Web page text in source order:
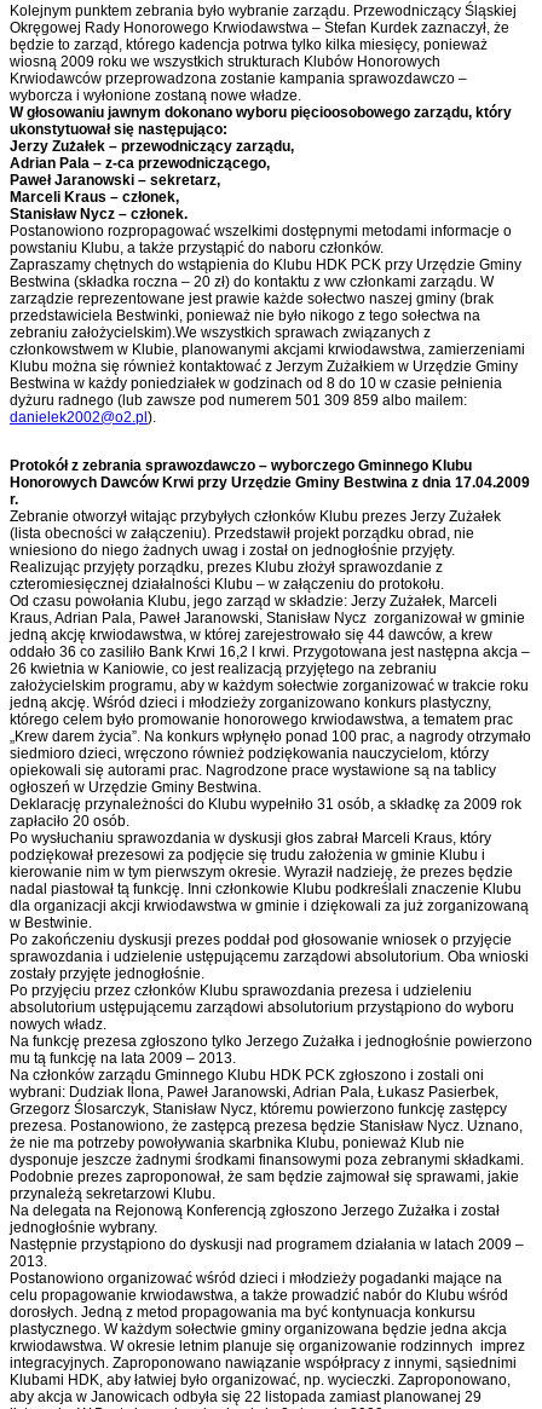
Kolejnym punktem zebrania było wybranie zarządu. Przewodniczący Śląskiej
Okręgowej Rady Honorowego Krwiodawstwa – Stefan Kurdek zaznaczył, że
będzie to zarząd, którego kadencja potrwa tylko kilka miesięcy, ponieważ
wiosną 2009 roku we wszystkich strukturach Klubów Honorowych
Krwiodawców przeprowadzona zostanie kampania sprawozdawczo –
wyborcza i wyłonione zostaną nowe władze.
W głosowaniu jawnym dokonano wyboru pięcioosobowego zarządu, który
ukonstytuował się następująco:
Jerzy Zużałek – przewodniczący zarządu,
Adrian Pala – z-ca przewodniczącego,
Paweł Jaranowski – sekretarz,
Marceli Kraus – członek,
Stanisław Nycz – członek.
Postanowiono rozpropagować wszelkimi dostępnymi metodami informacje o
powstaniu Klubu, a także przystąpić do naboru członków.
Zapraszamy chętnych do wstąpienia do Klubu HDK PCK przy Urzędzie Gminy
Bestwina (składka roczna – 20 zł) do kontaktu z ww członkami zarządu. W
zarządzie reprezentowane jest prawie każde sołectwo naszej gminy (brak
przedstawiciela Bestwinki, ponieważ nie było nikogo z tego sołectwa na
zebraniu założycielskim).We wszystkich sprawach związanych z
członkowstwem w Klubie, planowanymi akcjami krwiodawstwa, zamierzeniami
Klubu można się również kontaktować z Jerzym Zużałkiem w Urzędzie Gminy
Bestwina w każdy poniedziałek w godzinach od 8 do 10 w czasie pełnienia
dyżuru radnego (lub zawsze pod numerem 501 309 859 albo mailem:
danielek2002@o2.pl).
Protokół z zebrania sprawozdawczo – wyborczego Gminnego Klubu
Honorowych Dawców Krwi przy Urzędzie Gminy Bestwina z dnia 17.04.2009
r.
Zebranie otworzył witając przybyłych członków Klubu prezes Jerzy Zużałek
(lista obecności w załączeniu). Przedstawił projekt porządku obrad, nie
wniesiono do niego żadnych uwag i został on jednogłośnie przyjęty.
Realizując przyjęty porządku, prezes Klubu złożył sprawozdanie z
czteromiesięcznej działalności Klubu – w załączeniu do protokołu.
Od czasu powołania Klubu, jego zarząd w składzie: Jerzy Zużałek, Marceli
Kraus, Adrian Pala, Paweł Jaranowski, Stanisław Nycz zorganizował w gminie
jedną akcję krwiodawstwa, w której zarejestrowało się 44 dawców, a krew
oddało 36 co zasiliło Bank Krwi 16,2 l krwi. Przygotowana jest następna akcja –
26 kwietnia w Kaniowie, co jest realizacją przyjętego na zebraniu
założycielskim programu, aby w każdym sołectwie zorganizować w trakcie roku
jedną akcję. Wśród dzieci i młodzieży zorganizowano konkurs plastyczny,
którego celem było promowanie honorowego krwiodawstwa, a tematem prac
„Krew darem życia”. Na konkurs wpłynęło ponad 100 prac, a nagrody otrzymało
siedmioro dzieci, wręczono również podziękowania nauczycielom, którzy
opiekowali się autorami prac. Nagrodzone prace wystawione są na tablicy
ogłoszeń w Urzędzie Gminy Bestwina.
Deklarację przynależności do Klubu wypełniło 31 osób, a składkę za 2009 rok
zapłaciło 20 osób.
Po wysłuchaniu sprawozdania w dyskusji głos zabrał Marceli Kraus, który
podziękował prezesowi za podjęcie się trudu założenia w gminie Klubu i
kierowanie nim w tym pierwszym okresie. Wyraził nadzieję, że prezes będzie
nadal piastował tą funkcję. Inni członkowie Klubu podkreślali znaczenie Klubu
dla organizacji akcji krwiodawstwa w gminie i dziękowali za już zorganizowaną
w Bestwinie.
Po zakończeniu dyskusji prezes poddał pod głosowanie wniosek o przyjęcie
sprawozdania i udzielenie ustępującemu zarządowi absolutorium. Oba wnioski
zostały przyjęte jednogłośnie.
Po przyjęciu przez członków Klubu sprawozdania prezesa i udzieleniu
absolutorium ustępującemu zarządowi absolutorium przystąpiono do wyboru
nowych władz.
Na funkcję prezesa zgłoszono tylko Jerzego Zużałka i jednogłośnie powierzono
mu tą funkcję na lata 2009 – 2013.
Na członków zarządu Gminnego Klubu HDK PCK zgłoszono i zostali oni
wybrani: Dudziak Ilona, Paweł Jaranowski, Adrian Pala, Łukasz Pasierbek,
Grzegorz Ślosarczyk, Stanisław Nycz, któremu powierzono funkcję zastępcy
prezesa. Postanowiono, że zastępcą prezesa będzie Stanisław Nycz. Uznano,
że nie ma potrzeby powoływania skarbnika Klubu, ponieważ Klub nie
dysponuje jeszcze żadnymi środkami finansowymi poza zebranymi składkami.
Podobnie prezes zaproponował, że sam będzie zajmował się sprawami, jakie
przynależą sekretarzowi Klubu.
Na delegata na Rejonową Konferencją zgłoszono Jerzego Zużałka i został
jednogłośnie wybrany.
Następnie przystąpiono do dyskusji nad programem działania w latach 2009 –
2013.
Postanowiono organizować wśród dzieci i młodzieży pogadanki mające na
celu propagowanie krwiodawstwa, a także prowadzić nabór do Klubu wśród
dorosłych. Jedną z metod propagowania ma być kontynuacja konkursu
plastycznego. W każdym sołectwie gminy organizowana będzie jedna akcja
krwiodawstwa. W okresie letnim planuje się organizowanie rodzinnych imprez
integracyjnych. Zaproponowano nawiązanie współpracy z innymi, sąsiednimi
Klubami HDK, aby łatwiej było organizować, np. wycieczki. Zaproponowano,
aby akcja w Janowicach odbyła się 22 listopada zamiast planowanej 29